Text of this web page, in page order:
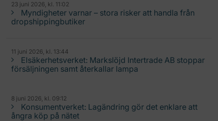
23 juni 2026, kl. 11:02
Myndigheter varnar – stora risker att handla från
dropshippingbutiker
11 juni 2026, kl. 13:44
Elsäkerhetsverket: Markslöjd Intertrade AB stoppar
försäljningen samt återkallar lampa
8 juni 2026, kl. 09:12
Konsumentverket: Lagändring gör det enklare att
ångra köp på nätet